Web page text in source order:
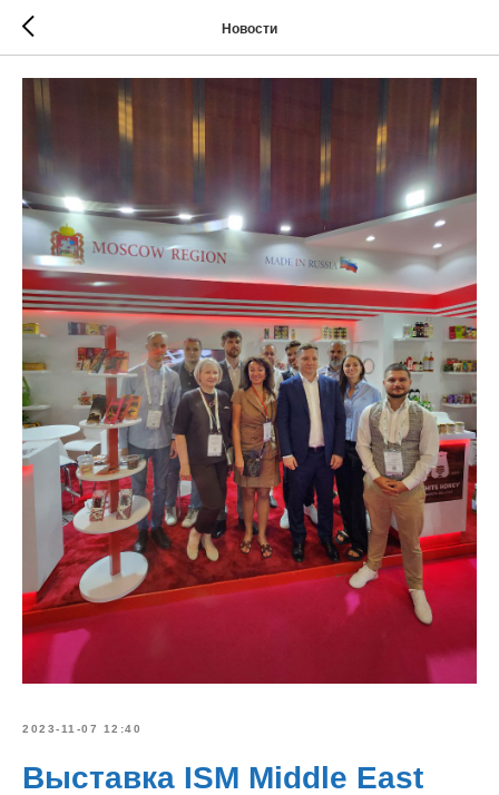
Новости
2023-11-07 12:40
Выставка ISM Middle East